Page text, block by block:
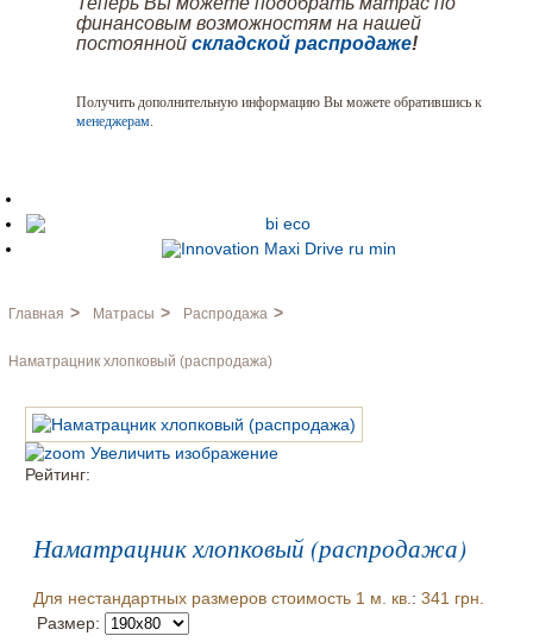
финансовым возможностям на нашей
постоянной складской распродаже!
Получить дополнительную информацию Вы можете обратившись к
менеджерам.
Главная > Матрасы > Распродажа >
Наматрацник хлопковый (распродажа)
Увеличить изображение
Рейтинг:
Наматрацник хлопковый (распродажа)
Для нестандартных размеров стоимость 1 м. кв.:341 грн.
Размер: